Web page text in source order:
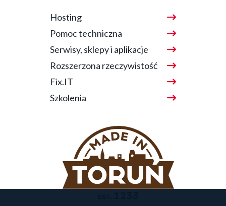
Hosting
Pomoc techniczna
Serwisy, sklepy i aplikacje
Rozszerzona rzeczywistość
Fix.IT
Szkolenia